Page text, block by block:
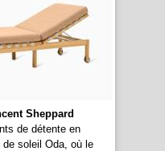
Sheppard
de détente en
soleil Oda, où le